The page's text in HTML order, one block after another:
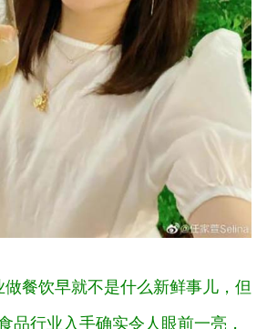
餐饮早就不是什么新鲜事儿，但
品行业入手确实令人眼前一亮，